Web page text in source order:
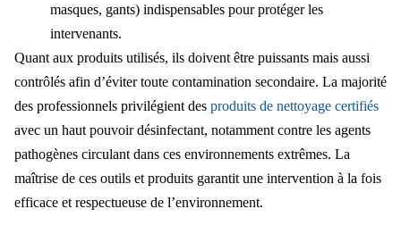
masques, gants) indispensables pour protéger les
intervenants.
Quant aux produits utilisés, ils doivent être puissants mais aussi
contrôlés afin d’éviter toute contamination secondaire. La majorité
des professionnels privilégient des produits de nettoyage certifiés
avec un haut pouvoir désinfectant, notamment contre les agents
pathogènes circulant dans ces environnements extrêmes. La
maîtrise de ces outils et produits garantit une intervention à la fois
efficace et respectueuse de l’environnement.